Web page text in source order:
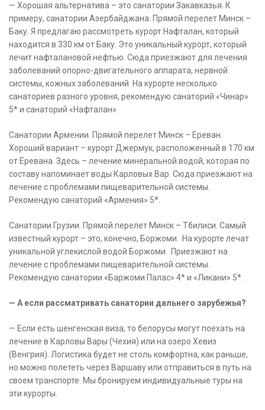
— Хорошая альтернатива – это санатории Закавказья. К
примеру, санатории Азербайджана. Прямой перелет Минск –
Баку. Я предлагаю рассмотреть курорт Нафталан, который
находится в 330 км от Баку. Это уникальный курорт, который
лечит нафталановой нефтью. Сюда приезжают для лечения
заболеваний опорно-двигательного аппарата, нервной
системы, кожных заболеваний. На курорте несколько
санаториев разного уровня, рекомендую санаторий «Чинар»
5* и санаторий «Нафталан».
Санатории Армении. Прямой перелет Минск – Ереван.
Хороший вариант – курорт Джермук, расположенный в 170 км
от Еревана. Здесь – лечение минеральной водой, которая по
составу напоминает воды Карловых Вар. Сюда приезжают на
лечение с проблемами пищеварительной системы.
Рекомендую санаторий «Армения» 5*.
Санатории Грузии. Прямой перелет Минск – Тбилиси. Самый
известный курорт – это, конечно, Боржоми. На курорте лечат
уникальной углекислой водой Боржоми. Приезжают на
лечение с проблемами пищеварительной системы.
Рекомендую санатории «Баржоми Палас» 4* и «Ликани» 5*.
— А если рассматривать санатории дальнего зарубежья?
— Если есть шенгенская виза, то белорусы могут поехать на
лечение в Карловы Вары (Чехия) или на озеро Хевиз
(Венгрия). Логистика будет не столь комфортна, как раньше,
но можно полететь через Варшаву или отправиться в путь на
своем транспорте. Мы бронируем индивидуальные туры на
эти курорты.